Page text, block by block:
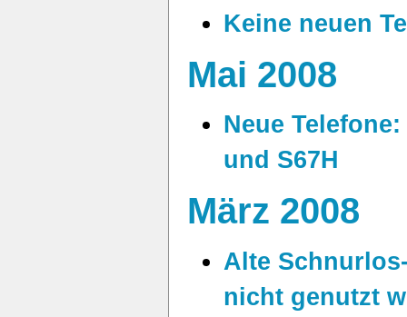
Keine neuen
Mai 2008
Neue
und S67H
März 2008
Alte
nicht genutzt